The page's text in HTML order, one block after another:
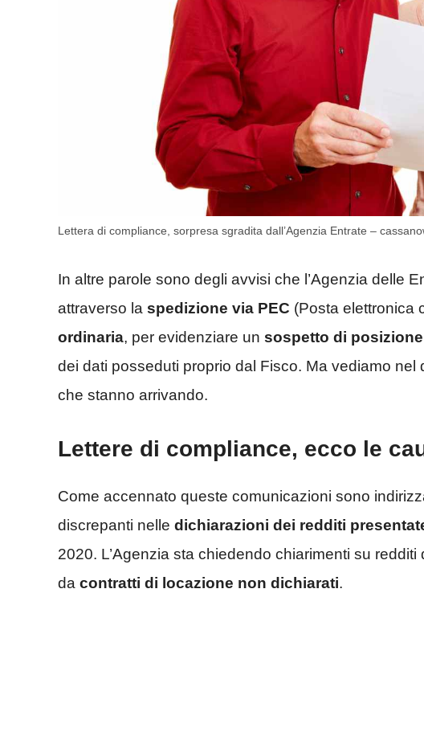
Lettera di compliance, sorpresa sgradita dall’Agenzia Entrate –
In altre parole sono degli avvisi che l’Agenzia delle
attraverso la spedizione via PEC (Posta elettronica
ordinaria, per evidenziare un sospetto di
dei dati posseduti proprio dal Fisco. Ma vediamo
che stanno arrivando.
Lettere di compliance, ecco le
Come accennato queste comunicazioni sono
discrepanti nelle dichiarazioni dei redditi
2020. L’Agenzia sta chiedendo chiarimenti su redditi
da contratti di locazione non dichiarati.